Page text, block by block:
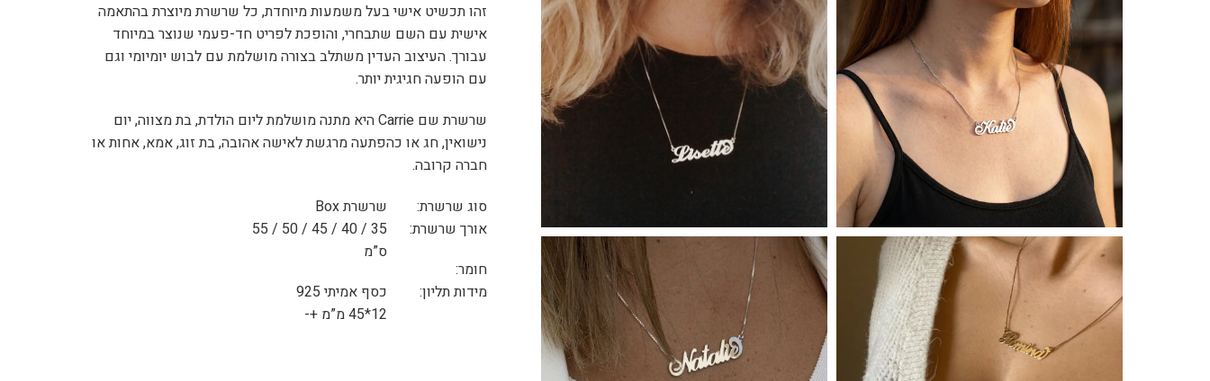
זהו תכשיט אישי בעל משמעות מיוחדת, כל שרשרת מיוצרת בהתאמה
אישית עם השם שתבחרי, והופכת לפריט חד-פעמי שנוצר במיוחד
עבורך. העיצוב העדין משתלב בצורה מושלמת עם לבוש יומיומי וגם
עם הופעה חגיגית יותר.
שרשרת שם Carrie היא מתנה מושלמת ליום הולדת, בת מצווה, יום
נישואין, חג או כהפתעה מרגשת לאישה אהובה, בת זוג, אמא, אחות או
חברה קרובה.
סוג שרשרת:
אורך שרשרת:
חומר:
מידות תליון:
שרשרת Box
35 / 40 / 45 / 50 / 55
ס”מ
כסף אמיתי 925
12*45 מ”מ +-